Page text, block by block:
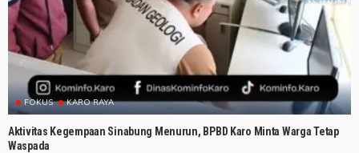
FOKUS KARO RAYA
Aktivitas Kegempaan Sinabung Menurun, BPBD Karo Minta Warga Tetap
Waspada